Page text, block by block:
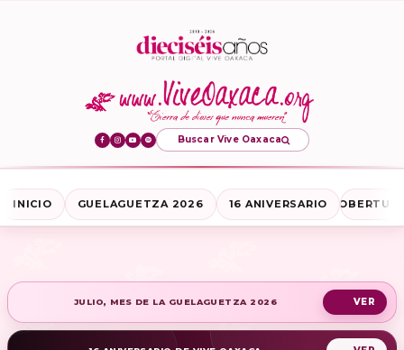
Buscar Vive Oaxaca
INICIO GUELAGUETZA 2026 16 ANIVERSARIO
JULIO, MES DE LA GUELAGUETZA 2026